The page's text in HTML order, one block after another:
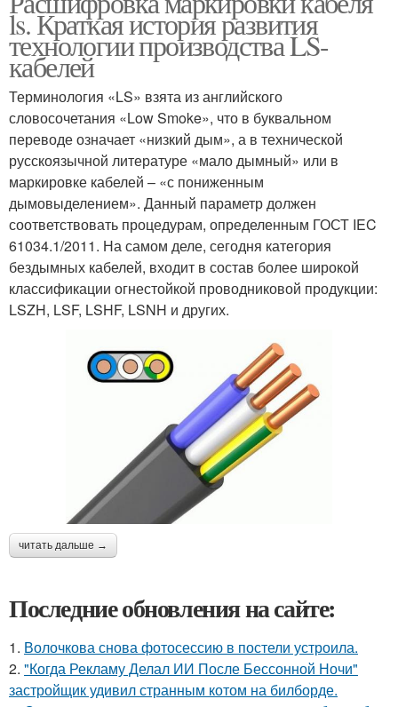
ls. Краткая история развития
технологии производства LS-
кабелей
Терминология «LS» взята из английского
словосочетания «Low Smoke», что в буквальном
переводе означает «низкий дым», а в технической
русскоязычной литературе «мало дымный» или в
маркировке кабелей – «с пониженным
дымовыделением». Данный параметр должен
соответствовать процедурам, определенным ГОСТ IEC
61034.1/2011. На самом деле, сегодня категория
бездымных кабелей, входит в состав более широкой
классификации огнестойкой проводниковой продукции:
LSZH, LSF, LSHF, LSNH и других.
читать дальше →
Последние обновления на сайте:
1. Волочкова снова фотосессию в постели устроила.
2. "Когда Рекламу Делал ИИ После Бессонной Ночи"
застройщик удивил странным котом на билборде.